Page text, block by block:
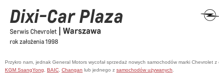
Przykro nam, jednak General Motors wycofał sprzedaż nowych samochodów marki Chevrolet
KGM SsangYong
BAIC Changan lub jednego z samochodów używanych